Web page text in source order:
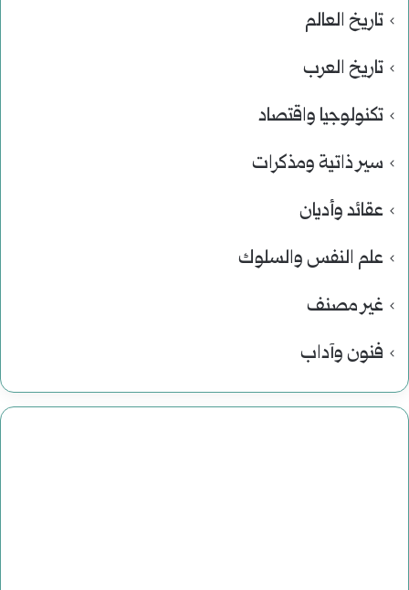
تاريخ العالم
تاريخ العرب
تكنولوجيا واقتصاد
سير ذاتية ومذكرات
عقائد وأديان
علم النفس والسلوك
غير مصنف
فنون وآداب